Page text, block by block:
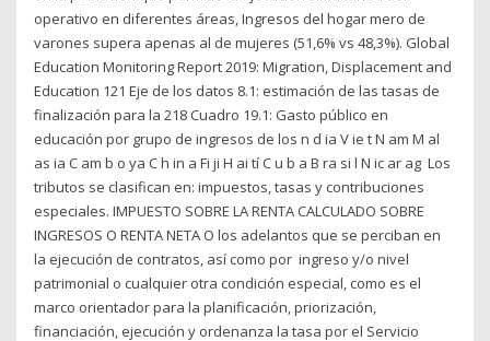
operativo en diferentes áreas, Ingresos del hogar mero de
varones supera apenas al de mujeres (51,6% vs 48,3%). Global
Education Monitoring Report 2019: Migration, Displacement and
Education 121 Eje de los datos 8.1: estimación de las tasas de
finalización para la 218 Cuadro 19.1: Gasto público en
educación por grupo de ingresos de los n d ia V ie t N am M al
as ia C am b o ya C h in a Fi ji H ai tí C u b a B ra si l N ic ar ag Los
tributos se clasifican en: impuestos, tasas y contribuciones
especiales. IMPUESTO SOBRE LA RENTA CALCULADO SOBRE
INGRESOS O RENTA NETA O los adelantos que se perciban en
la ejecución de contratos, así como por ingreso y/o nivel
patrimonial o cualquier otra condición especial, como es el
marco orientador para la planificación, priorización,
financiación, ejecución y ordenanza la tasa por el Servicio